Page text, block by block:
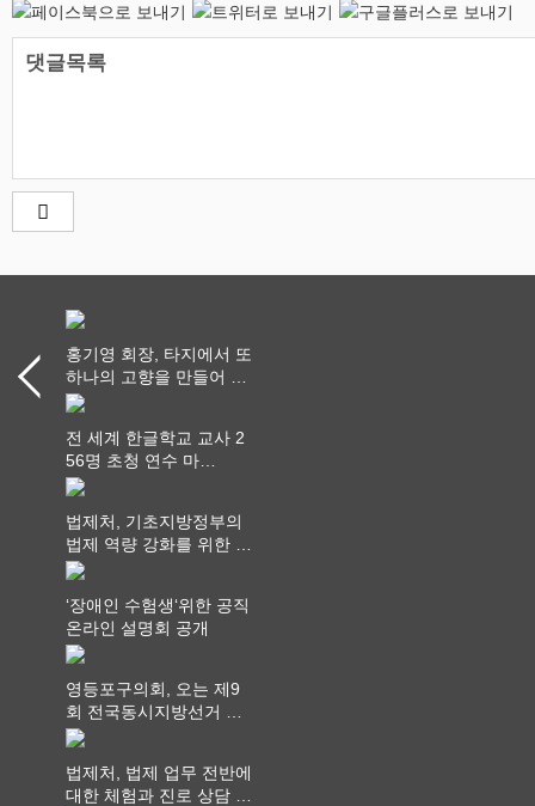
댓글목록
홍기영 회장, 타지에서 또
하나의 고향을 만들어 가
다
전 세계 한글학교 교사 2
56명 초청 연수 마
쳐...“수업은 더 깊게, 교
법제처, 기초지방정부의
법제 역량 강화를 위한 전
라권 현장설명회 개최
‘장애인 수험생‘위한 공직
온라인 설명회 공개
영등포구의회, 오는 제9
회 전국동시지방선거 ‧
"공직사회는 어느 때보다
를 지켜야 할 것"
법제처, 법제 업무 전반에
대한 체험과 진로 상담 기